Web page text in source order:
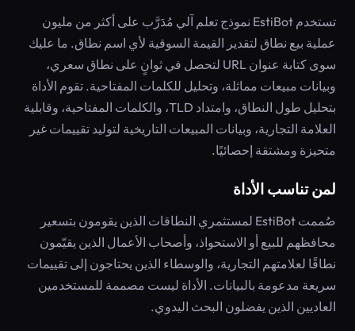
تستخدم EstiBot نموذج تعلم آلي مُدَرَّب على أكثر من مليون
عملية بيع نطاق لتقدير القيمة السوقية لأي اسم نطاق. ما عليك
سوى كتابة عنوان URL لتحصل في ثوانٍ على نطاق سعري،
وبيانات مبيعات مماثلة، وتحليل للكلمات المفتاحية. تقوم الأداة
بتحليل طول النطاق، وامتداد TLD، والكلمات المفتاحية، وقابلية
العلامة التجارية، وبيانات المبيعات التاريخية لتوليد تقييمات غير
متحيزة ومشتقة إحصائيًا.
لمن تناسب الأداة
صُممت EstiBot لمستثمري النطاقات الذين يقومون بتسعير
محافظهم للبيع أو الاستحواذ، وأصحاب الأعمال الذين يقيّمون
نطاقًا لعلامتهم التجارية، والوسطاء الذين يحتاجون إلى تقييمات
سريعة مدعومة بالبيانات. الأداة ليست مصممة للمستخدمين
العاديين الذين يفضلون البحث اليدوي.